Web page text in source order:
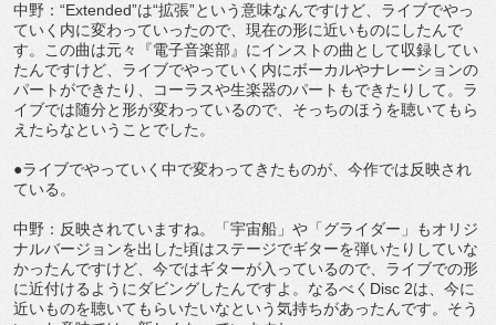
中野：“Extended”は“拡張”という意味なんですけど、ライブでやっ
ていく内に変わっていったので、現在の形に近いものにしたんで
す。この曲は元々『電子音楽部』にインストの曲として収録してい
たんですけど、ライブでやっていく内にボーカルやナレーションの
パートができたり、コーラスや生楽器のパートもできたりして。ラ
イブでは随分と形が変わっているので、そっちのほうを聴いてもら
えたらなということでした。
●ライブでやっていく中で変わってきたものが、今作では反映され
ている。
中野：反映されていますね。「宇宙船」や「グライダー」もオリジ
ナルバージョンを出した頃はステージでギターを弾いたりしていな
かったんですけど、今ではギターが入っているので、ライブでの形
に近付けるようにダビングしたんですよ。なるべくDisc 2は、今に
近いものを聴いてもらいたいなという気持ちがあったんです。そう